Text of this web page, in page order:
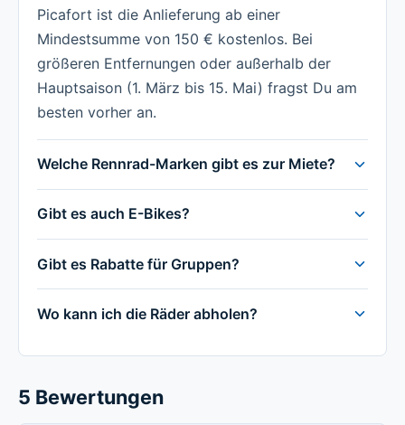
Picafort ist die Anlieferung ab einer
Mindestsumme von 150 € kostenlos. Bei
größeren Entfernungen oder außerhalb der
Hauptsaison (1. März bis 15. Mai) fragst Du am
besten vorher an.
Welche Rennrad-Marken gibt es zur Miete?
Gibt es auch E-Bikes?
Gibt es Rabatte für Gruppen?
Wo kann ich die Räder abholen?
5 Bewertungen